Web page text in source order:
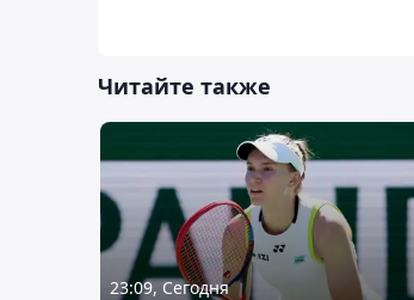
Читайте также
23:09, Сегодня